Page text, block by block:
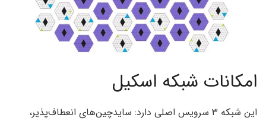
امکانات شبکه اسکیل
این شبکه ۳ سرویس اصلی دارد: سایدچین‌های انعطاف‌پذیر،